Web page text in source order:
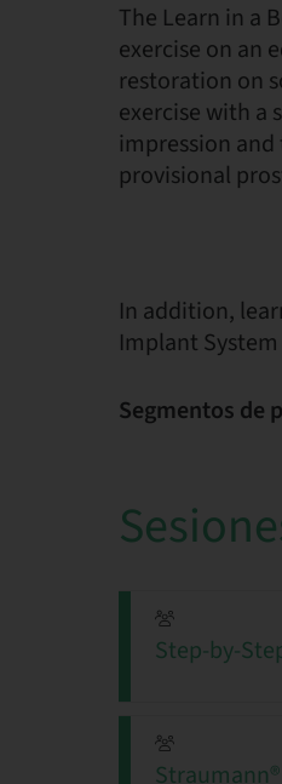
The Learn in a
exercise on an
restoration on
exercise with a
impression
provisional
In addition,
Implant System
Segmentos de
Step-by-